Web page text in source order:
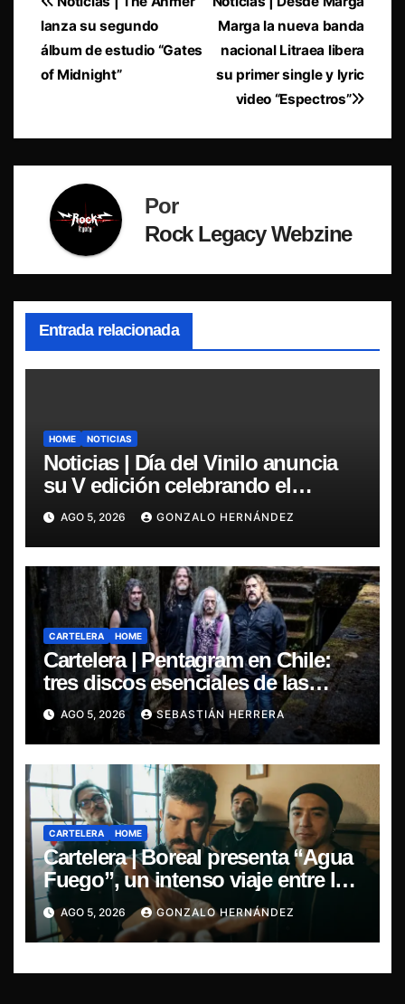
de
entradas
Marga la nueva banda
nacional Litraea libera
su primer single y lyric
video “Espectros”
lanza su segundo
álbum de estudio “Gates
of Midnight”
Por
Rock Legacy Webzine
Entrada relacionada
HOME NOTICIAS
Noticias | Día del Vinilo anuncia
su V edición celebrando el
regreso del 7″ fabricado en Chile
AGO 5, 2026 GONZALO HERNÁNDEZ
CARTELERA HOME
Cartelera | Pentagram en Chile:
tres discos esenciales de las
leyendas del doom
AGO 5, 2026 SEBASTIÁN HERRERA
CARTELERA HOME
Cartelera | Boreal presenta “Agua
Fuego”, un intenso viaje entre la
pasión y la desilusión
AGO 5, 2026 GONZALO HERNÁNDEZ